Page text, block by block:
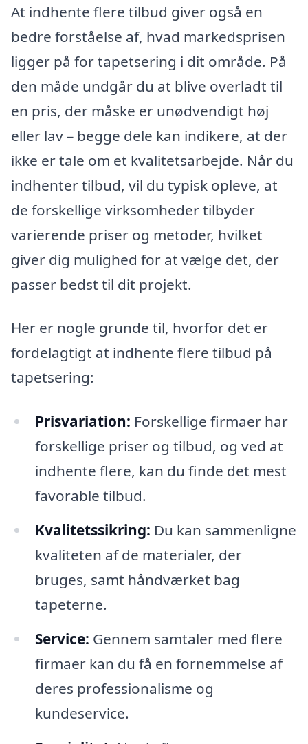
At indhente flere tilbud giver også en
bedre forståelse af, hvad markedsprisen
ligger på for tapetsering i dit område. På
den måde undgår du at blive overladt til
en pris, der måske er unødvendigt høj
eller lav – begge dele kan indikere, at der
ikke er tale om et kvalitetsarbejde. Når du
indhenter tilbud, vil du typisk opleve, at
de forskellige virksomheder tilbyder
varierende priser og metoder, hvilket
giver dig mulighed for at vælge det, der
passer bedst til dit projekt.
Her er nogle grunde til, hvorfor det er
fordelagtigt at indhente flere tilbud på
tapetsering:
Prisvariation: Forskellige firmaer har
forskellige priser og tilbud, og ved at
indhente flere, kan du finde det mest
favorable tilbud.
Kvalitetssikring: Du kan sammenligne
kvaliteten af de materialer, der
bruges, samt håndværket bag
tapeterne.
Service: Gennem samtaler med flere
firmaer kan du få en fornemmelse af
deres professionalisme og
kundeservice.